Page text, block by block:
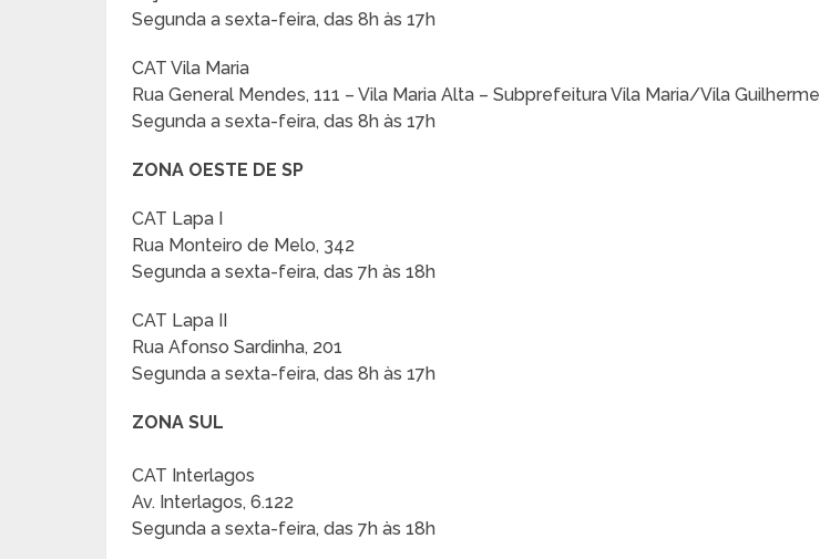
Segunda a sexta-feira, das 8h às 17h
CAT Vila Maria
Rua General Mendes, 111 – Vila Maria Alta – Subprefeitura Vila Maria/Vila Guilherme
Segunda a sexta-feira, das 8h às 17h
ZONA OESTE DE SP
CAT Lapa I
Rua Monteiro de Melo, 342
Segunda a sexta-feira, das 7h às 18h
CAT Lapa II
Rua Afonso Sardinha, 201
Segunda a sexta-feira, das 8h às 17h
ZONA SUL
CAT Interlagos
Av. Interlagos, 6.122
Segunda a sexta-feira, das 7h às 18h